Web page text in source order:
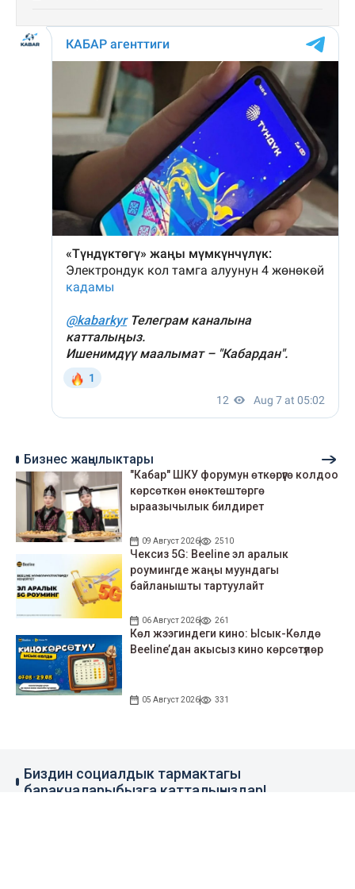
Бизнес жаңылыктары
"Кабар" ШКУ форумун өткөрүүгө колдоо
көрсөткөн өнөктөштөргө
ыраазычылык билдирет
09 Август 2026 2510
Чексиз 5G: Beeline эл аралык
роумингде жаңы муундагы
байланышты тартуулайт
06 Август 2026 261
Көл жээгиндеги кино: Ысык-Көлдө
Beeline’дан акысыз кино көрсөтүлөр
05 Август 2026 331
Биздин социалдык тармактагы
баракчаларыбызга катталыңыздар!